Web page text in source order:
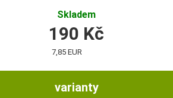
Skladem
varianty
190 Kč
7,85 EUR